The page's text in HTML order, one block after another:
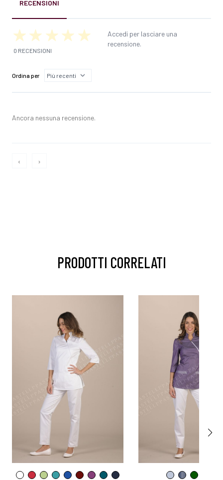
RECENSIONI
0 RECENSIONI
Accedi per lasciare una
recensione.
Ordina per
Ancora nessuna recensione.
‹ ›
PRODOTTI CORRELATI